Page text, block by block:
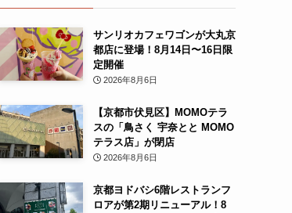
サンリオカフェワゴンが大丸京
都店に登場！8月14日〜16日限
定開催
2026年8月6日
【京都市伏見区】MOMOテラ
スの「鳥さく 宇奈とと MOMO
テラス店」が閉店
2026年8月6日
京都ヨドバシ6階レストランフ
ロアが第2期リニューアル！8